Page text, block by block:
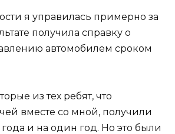
я управилась примерно за
получила справку о
автомобилем сроком
из тех ребят, что
вместе со мной, получили
и на один год. Но это были